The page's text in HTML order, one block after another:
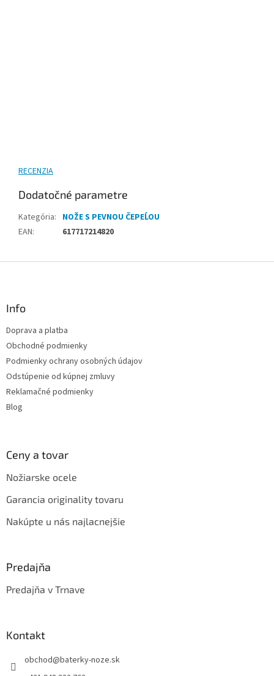
RECENZIA
Dodatočné parametre
Kategória: NOŽE S PEVNOU ČEPEĹOU
EAN: 617717214820
Info
Doprava a platba
Obchodné podmienky
Podmienky ochrany osobných údajov
Odstúpenie od kúpnej zmluvy
Reklamačné podmienky
Blog
Ceny a tovar
Nožiarske ocele
Garancia originality tovaru
Nakúpte u nás najlacnejšie
Predajňa
Predajňa v Trnave
Kontakt
obchod@baterky-noze.sk